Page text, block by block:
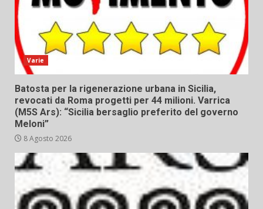
Varie
Batosta per la rigenerazione urbana in Sicilia,
revocati da Roma progetti per 44 milioni. Varrica
(M5S Ars): “Sicilia bersaglio preferito del governo
Meloni”
8 Agosto 2026